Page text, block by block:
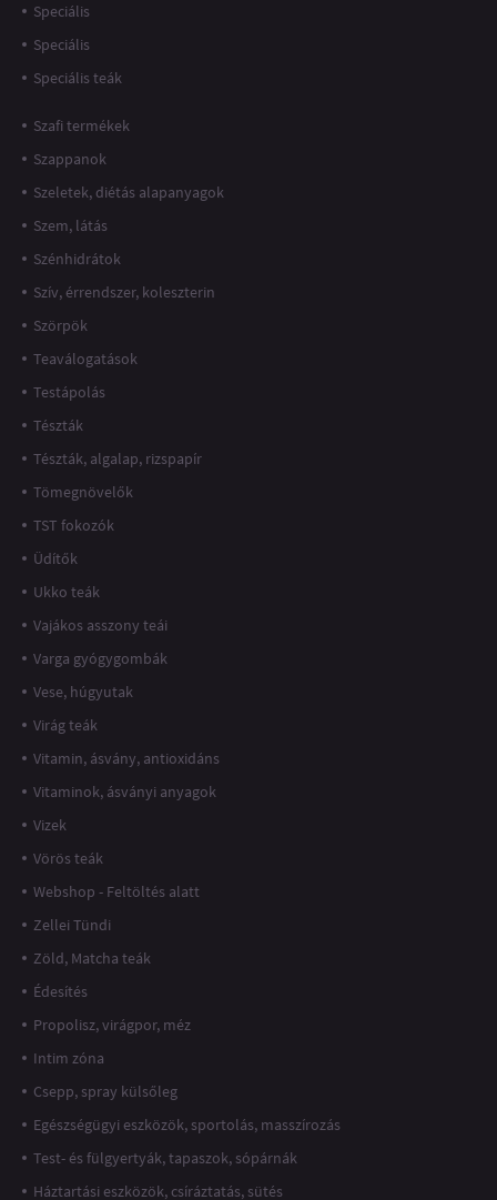
Speciális
Speciális
Speciális teák
Szafi termékek
Szappanok
Szeletek, diétás alapanyagok
Szem, látás
Szénhidrátok
Szív, érrendszer, koleszterin
Szörpök
Teaválogatások
Testápolás
Tészták
Tészták, algalap, rizspapír
Tömegnövelők
TST fokozók
Üdítők
Ukko teák
Vajákos asszony teái
Varga gyógygombák
Vese, húgyutak
Virág teák
Vitamin, ásvány, antioxidáns
Vitaminok, ásványi anyagok
Vizek
Vörös teák
Webshop - Feltöltés alatt
Zellei Tündi
Zöld, Matcha teák
Édesítés
Propolisz, virágpor, méz
Intim zóna
Csepp, spray külsőleg
Egészségügyi eszközök, sportolás, masszírozás
Test- és fülgyertyák, tapaszok, sópárnák
Háztartási eszközök, csíráztatás, sütés